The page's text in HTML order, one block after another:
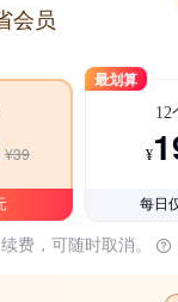
会员
¥39
最划算
12
¥
每日
费，可随时取消。